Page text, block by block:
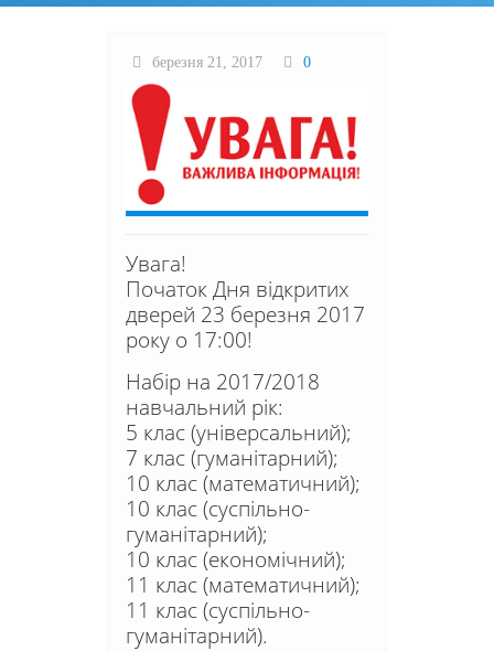
березня 21, 2017 0
Увага!
Початок Дня відкритих
дверей 23 березня 2017
року о 17:00!
Набір на 2017/2018
навчальний рік:
5 клас (універсальний);
7 клас (гуманітарний);
10 клас (математичний);
10 клас (суспільно-
гуманітарний);
10 клас (економічний);
11 клас (математичний);
11 клас (суспільно-
гуманітарний).